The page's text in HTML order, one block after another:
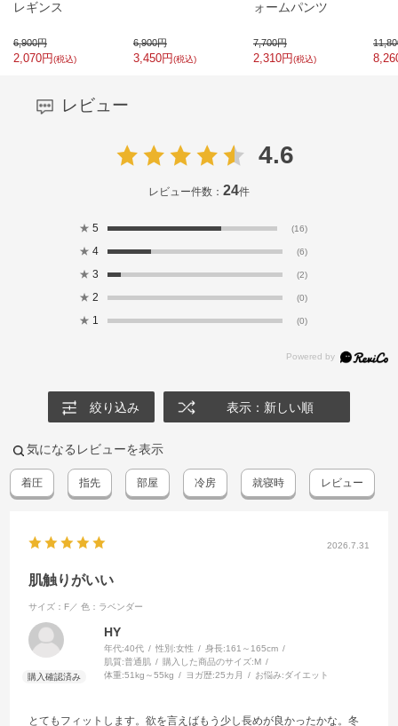
レギンス
6,900円
2,070円(税込)
6,900円
3,450円(税込)
ォームパンツ
7,700円
2,310円(税込)
レビュー
4.6
レビュー件数： 24件
★ 5 (16)
★ 4 (6)
★ 3 (2)
★ 2 (0)
★ 1 (0)
絞り込み 表示：新しい順
気になるレビューを表示
着圧 指先 部屋 冷房 就寝時 レビュー
2026.7.31
肌触りがいい
サイズ：F／ 色：ラベンダー
HY
年代:40代 性別:女性 身長:161～165cm
肌質:普通肌 購入した商品のサイズ:M
体重:51kg～55kg ヨガ歴:25カ月 お悩み:ダイエット
とてもフィットします。欲を言えばもう少し長めが良かったかな。冬